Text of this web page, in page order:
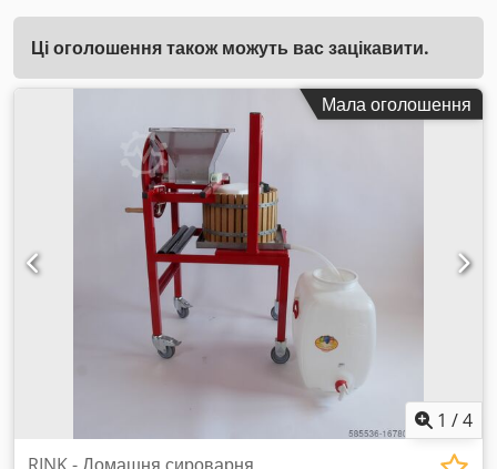
Ці оголошення також можуть вас зацікавити.
Мала оголошення
1 /4